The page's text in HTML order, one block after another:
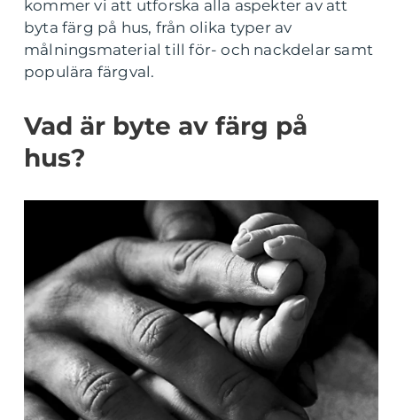
kommer vi att utforska alla aspekter av att
byta färg på hus, från olika typer av
målningsmaterial till för- och nackdelar samt
populära färgval.
Vad är byte av färg på
hus?